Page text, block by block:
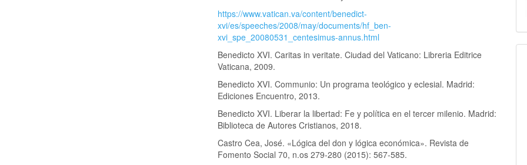
https://www.vatican.va/content/benedict-
xvi/es/speeches/2008/may/documents/hf_ben-
xvi_spe_20080531_centesimus-annus.html
Benedicto XVI. Caritas in veritate. Ciudad del Vaticano: Libreria Editrice
Vaticana, 2009.
Benedicto XVI. Communio: Un programa teológico y eclesial. Madrid:
Ediciones Encuentro, 2013.
Benedicto XVI. Liberar la libertad: Fe y política en el tercer milenio. Madrid:
Biblioteca de Autores Cristianos, 2018.
Castro Cea, José. «Lógica del don y lógica económica». Revista de
Fomento Social 70, n.os 279-280 (2015): 567-585.